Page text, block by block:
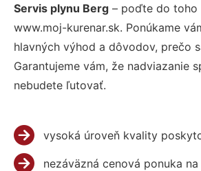
Servis plynu Berg – poďte do toho
www.moj-kurenar.sk. Ponúkame
hlavných výhod a dôvodov, prečo
Garantujeme vám, že nadviazanie
nebudete ľutovať.
vysoká úroveň kvality
nezáväzná cenová ponuka na